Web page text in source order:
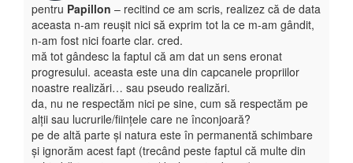
pentru Papillon – recitind ce am scris, realizez că de data
aceasta n-am reușit nici să exprim tot la ce m-am gândit,
n-am fost nici foarte clar. cred.
mă tot gândesc la faptul că am dat un sens eronat
progresului. aceasta este una din capcanele propriilor
noastre realizări… sau pseudo realizări.
da, nu ne respectăm nici pe sine, cum să respectăm pe
alții sau lucrurile/ființele care ne înconjoară?
pe de altă parte și natura este în permanentă schimbare
și ignorăm acest fapt (trecând peste faptul că multe din